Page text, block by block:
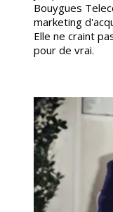
Bouygues
marketing
Elle ne craint
pour de vrai.